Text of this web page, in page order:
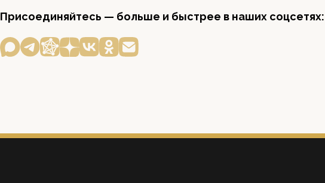
Присоединяйтесь — больше и быстрее в наших соцсетях: